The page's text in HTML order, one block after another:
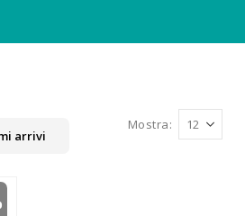
arrivi
Mostra